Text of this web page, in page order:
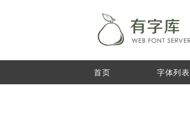
首页 字体列表